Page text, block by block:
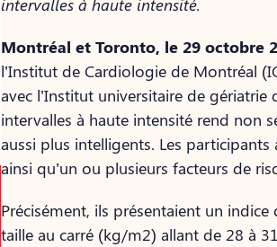
intervalles à haute intensité.
Montréal et Toronto, le 29 octobre
l’Institut de Cardiologie de Montréal
avec l’Institut universitaire de
intervalles à haute intensité rend non
aussi plus intelligents. Les
ainsi qu’un ou plusieurs facteurs de
Précisément, ils présentaient un
taille au carré (kg/m2) allant de 28 à